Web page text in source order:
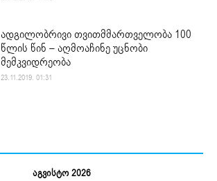
ადგილობრივი თვითმმართველობა 100
წლის წინ – აღმოაჩინე უცნობი
მემკვიდრეობა
23.11.2019. 01:31
აგვისტო 2026